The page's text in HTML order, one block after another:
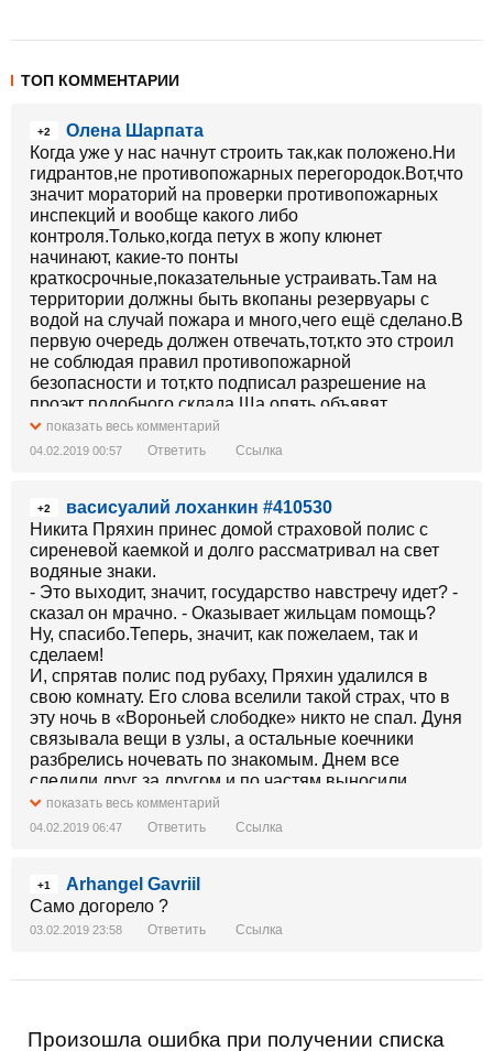
ТОП КОММЕНТАРИИ
+2
Олена Шарпата
Когда уже у нас начнут строить так,как положено.Ни
гидрантов,не противопожарных перегородок.Вот,что
значит мораторий на проверки противопожарных
инспекций и вообще какого либо
контроля.Только,когда петух в жопу клюнет
начинают, какие-то понты
краткосрочные,показательные устраивать.Там на
территории должны быть вкопаны резервуары с
водой на случай пожара и много,чего ещё сделано.В
первую очередь должен отвечать,тот,кто это строил
не соблюдая правил противопожарной
безопасности и тот,кто подписал разрешение на
проэкт подобного склада.Ща опять объявят
экстренные проверки по всем подобным
богодельням.Представляю,сколько подобного
показать весь комментарий
04.02.2019 00:57 Ответить Ссылка
+2
васисуалий лоханкин #410530
Никита Пряхин принес домой страховой полис с
сиреневой каемкой и долго рассматривал на свет
водяные знаки.
- Это выходит, значит, государство навстречу идет? -
сказал он мрачно. - Оказывает жильцам помощь?
Ну, спасибо.Теперь, значит, как пожелаем, так и
сделаем!
И, спрятав полис под рубаху, Пряхин удалился в
свою комнату. Его слова вселили такой страх, что в
эту ночь в «Вороньей слободке» никто не спал. Дуня
связывала вещи в узлы, а остальные коечники
разбрелись ночевать по знакомым. Днем все
следили друг за другом и по частям выносили
имущество из дому.
Все было ясно. Дом был обречен. Он не мог не
Сорок лет стоял дом, - степенно разъяснял Митрич,
расхаживая в толпе, - при всех властях стоял,
хороший был дом. А при советской сгорел. Такой
показать весь комментарий
04.02.2019 06:47 Ответить Ссылка
+1
Arhangel Gavriil
Само догорело ?
03.02.2019 23:58 Ответить Ссылка
Произошла ошибка при получении списка